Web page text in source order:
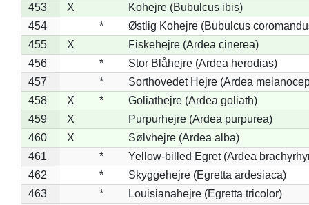
453
X
Kohejre (Bubulcus ibis)
454
*
Østlig Kohejre (Bubulcus
455
X
Fiskehejre (Ardea cinerea)
456
*
Stor Blåhejre (Ardea herodias)
457
*
Sorthovedet Hejre (Ardea
458
X *
Goliathejre (Ardea goliath)
459
X
Purpurhejre (Ardea purpurea)
460
X
Sølvhejre (Ardea alba)
461
*
Yellow-billed Egret (Ardea
462
*
Skyggehejre (Egretta ardesiaca)
463
*
Louisianahejre (Egretta tricolor)